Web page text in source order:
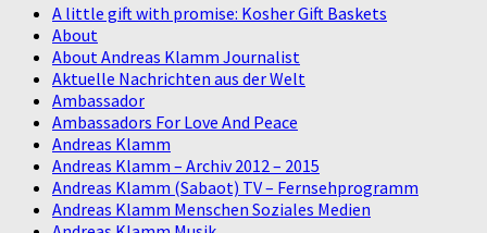
A little gift with promise: Kosher Gift Baskets
About
About Andreas Klamm Journalist
Aktuelle Nachrichten aus der Welt
Ambassador
Ambassadors For Love And Peace
Andreas Klamm
Andreas Klamm – Archiv 2012 – 2015
Andreas Klamm (Sabaot) TV – Fernsehprogramm
Andreas Klamm Menschen Soziales Medien